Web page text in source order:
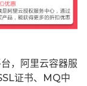
，阿里云容器服
证书、MQ中